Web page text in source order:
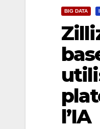
BIG DATA
l’IA